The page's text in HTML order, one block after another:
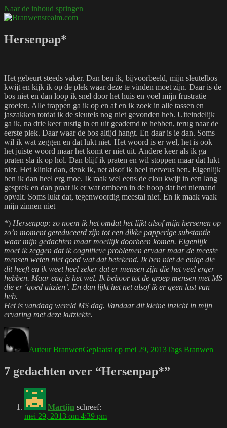
Naar de inhoud springen
Hersenpap*
Het gebeurt steeds vaker. Dan ben ik, bijvoorbeeld, mijn sleutelbos
kwijt en kijk ik op de plek waar deze te vinden moet zijn. Daar is de
bos niet en dan loop ik snel door het huis en voel mijn frustratie
groeien. Alle trappen ga ik op en af en ik zoek in alle tassen en
jaszakken totdat ik de sleutels nog niet gevonden heb. Uiteindelijk
ga ik, na drie keer rustig in en uit geademd te hebben, terug naar de
eerste plek. Daar waar de bos altijd hangt. En daar is ie dan. Soms
wil ik wat zeggen en dat lukt niet. Het woord is er wel, het is ook
het juiste woord maar het komt er niet uit. Andere keer als ik ga
praten sla ik op hol. Dan blijf ik praten en wil stoppen maar dat lukt
niet. Het klinkt dan, denk ik, net alsof ik heel nerveus ben. Eigenlijk
ben ik dan heel erg moe. Ik raak wel eens de clou kwijt in een lang
gesprek en dan praat ik er wat omheen in de hoop dat het niemand
opvalt. Soms lukt dat, tegenwoordig meestal niet. En ik maak vaak
mijn zinnen niet
*) Hersenpap: zo noem ik het omdat het lijkt alsof mijn hersenen op
zo’n moment gereduceerd zijn tot een dikke papperige substantie
waar mijn gedachten maar moeilijk doorheen komen. Eigenlijk
moet ik zeggen dat ik cognitieve problemen ervaar maar de meeste
mensen weten niet goed wat dat betekend. Ik ben niet de enige die
dit heeft en ik weet heel zeker dat er mensen zijn die het veel erger
hebben. Maar eng is het wel. Ik behoor tot de groep mensen met MS
die er ‘goed uitzien’. En dan lijkt het net alsof ik er geen last van
heb.
Het is vandaag wereld MS dag. Vandaar dit kleine inzicht in mijn
ervaring met deze kutziekte.
AuteurBranwenGeplaatst op mei 29, 2013Tags Branwen
7 gedachten over “Hersenpap*”
Martijn schreef:
mei 29, 2013 om 4:39 pm